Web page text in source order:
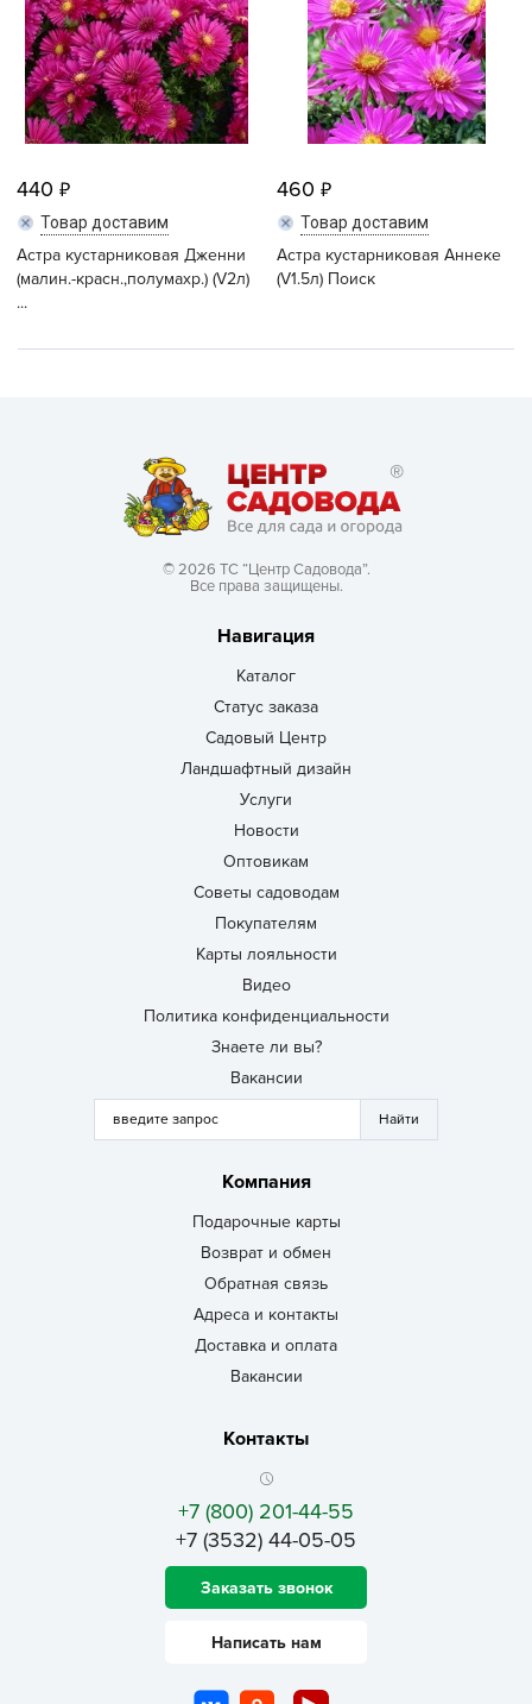
440
Товар доставим
Астра кустарниковая Дженни
(малин.-красн.,полумахр.) (V2л)
...
460
Товар доставим
Астра кустарниковая Аннеке
(V1.5л) Поиск
© 2026 ТС “Центр Садовода”.
Все права защищены.
Навигация
Каталог
Статус заказа
Садовый Центр
Ландшафтный дизайн
Услуги
Новости
Оптовикам
Советы садоводам
Покупателям
Карты лояльности
Видео
Политика конфиденциальности
Знаете ли вы?
Вакансии
Компания
Подарочные карты
Возврат и обмен
Обратная связь
Адреса и контакты
Доставка и оплата
Вакансии
Контакты
+7 (800) 201-44-55
+7 (3532) 44-05-05
Заказать звонок
Написать нам